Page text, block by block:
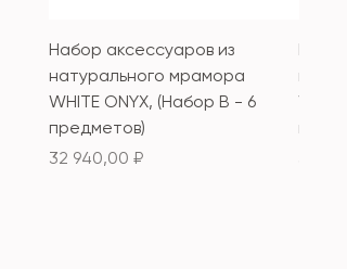
Набор аксессуаров из
натурального мрамора
WHITE ONYX, (Набор B - 6
предметов)
Цена
32 940,00 ₽